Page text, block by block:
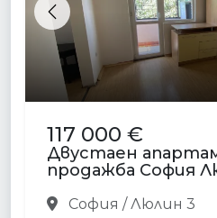
Previous
117 000 €
Двустаен
продажба София
София / Люлин 3